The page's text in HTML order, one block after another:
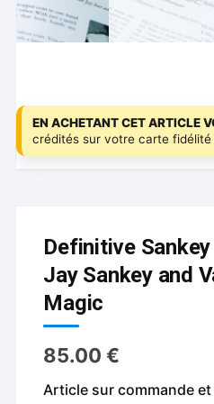
EN ACHETANT CET ARTICLE
crédités sur votre carte fidélité
Definitive
Jay Sankey and
Magic
85.00€
Article sur commande